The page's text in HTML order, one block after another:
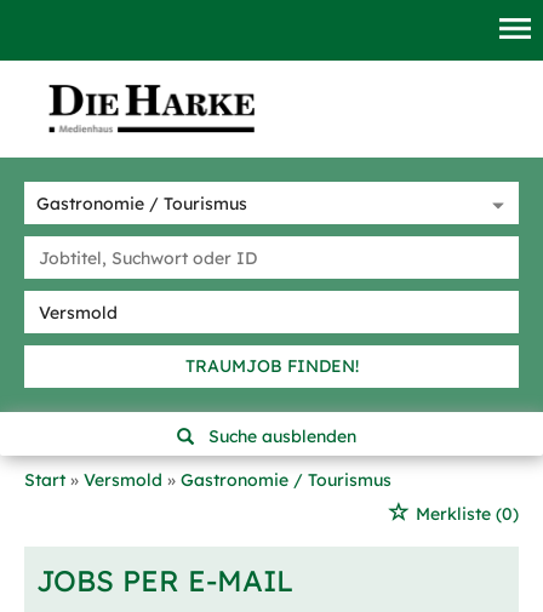
TRAUMJOB FINDEN!
Suche ausblenden
Start
Versmold
Gastronomie / Tourismus
Merkliste (0)
JOBS PER E-MAIL